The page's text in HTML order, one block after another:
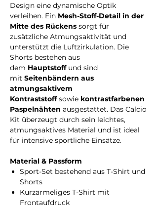
Design eine dynamische Optik
verleihen. Ein Mesh-Stoff-Detail in der
Mitte des Rückens sorgt für
zusätzliche Atmungsaktivität und
unterstützt die Luftzirkulation. Die
Shorts bestehen aus
dem Hauptstoffund sind
mit Seitenbändern aus
atmungsaktivem
Kontraststoffsowie kontrastfarbenen
Paspelnähten ausgestattet. Das Calcio
Kit überzeugt durch sein leichtes,
atmungsaktives Material und ist ideal
für intensive sportliche Einsätze.
Material & Passform
Sport-Set bestehend aus T-Shirt und
Shorts
Kurzärmeliges T-Shirt mit
Frontaufdruck